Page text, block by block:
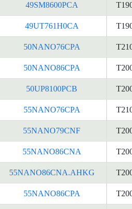
49SM8600PCA
49UT761H0CA
50NANO76CPA
50NANO86CPA
50UP8100PCB
55NANO76CPA
55NANO79CNF
55NANO86CNA
55NANO86CNA.AHKG
55NANO86CPA